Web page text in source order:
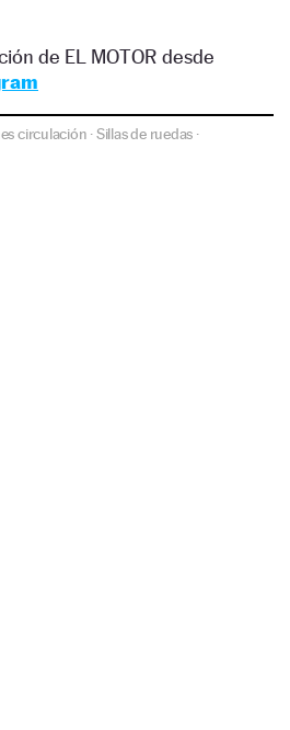
de EL MOTOR desde
circulación ·Sillas de ruedas ·